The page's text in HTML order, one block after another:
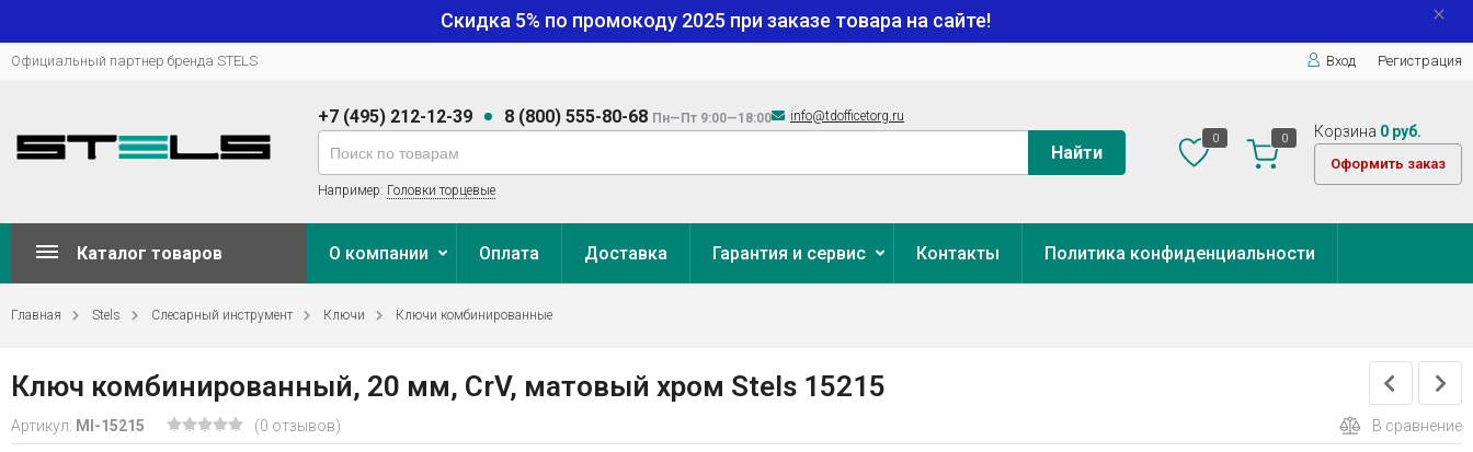
Скидка 5% по промокоду 2025 при заказе товара на сайте!
Официальный партнер бренда STELS Вход Регистрация
+7 (495) 212-12-39 8 (800) 555-80-68 Пн—Пт 9:00—18:00 info@tdofficetorg.ru
Найти
Например: Головки торцевые
0 0 Корзина 0 руб.
Оформить заказ
Каталог товаров О компании Оплата Доставка Гарантия и сервис Контакты Политика конфиденциальности
Главная Stels Слесарный инструмент Ключи Ключи комбинированные
Ключ комбинированный, 20 мм, CrV, матовый хром Stels 15215
Артикул: MI-15215 (0 отзывов) В сравнение